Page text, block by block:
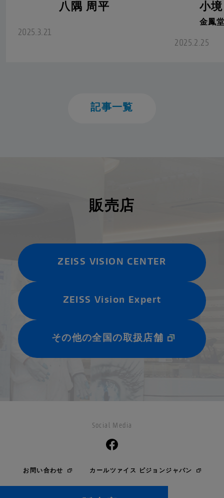
八隅 周平
2025.3.21
小
金鳳
2025.2.25
記事一覧
販売店
ZEISS VISION CENTER
ZEISS Vision Expert
その他の全国の取扱店舗
Social Media
お問い合わせ カールツァイス ビジョンジャパン